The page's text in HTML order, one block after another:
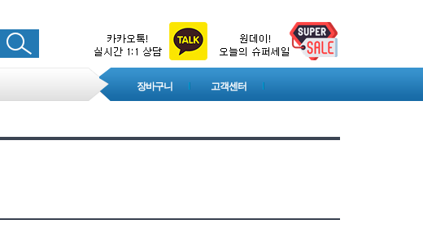
장바구니 고객센터